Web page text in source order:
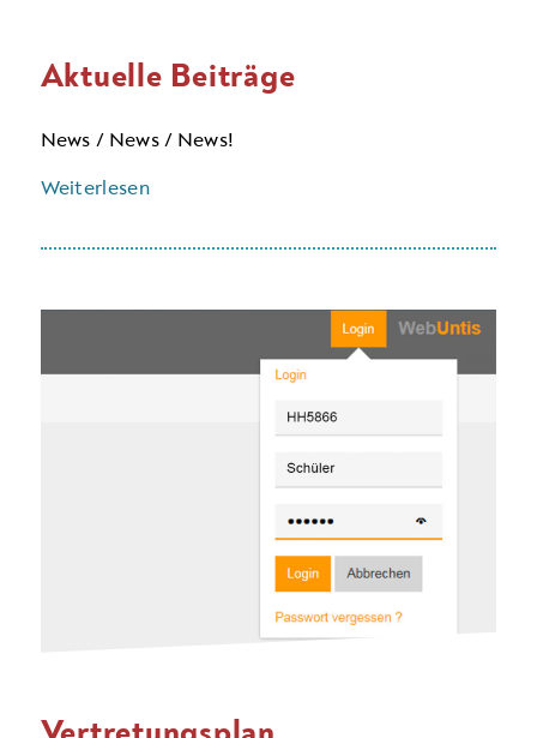
Aktuelle Beiträge
News / News / News!
Weiterlesen